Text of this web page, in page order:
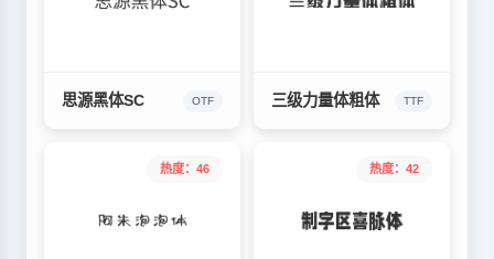
思源黑体SC OTF 三级力量体粗体 TTF
热度：46 热度：42